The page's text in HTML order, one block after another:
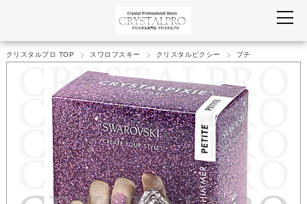
クリスタルプロ TOP スワロフスキー クリスタルピクシー プチ